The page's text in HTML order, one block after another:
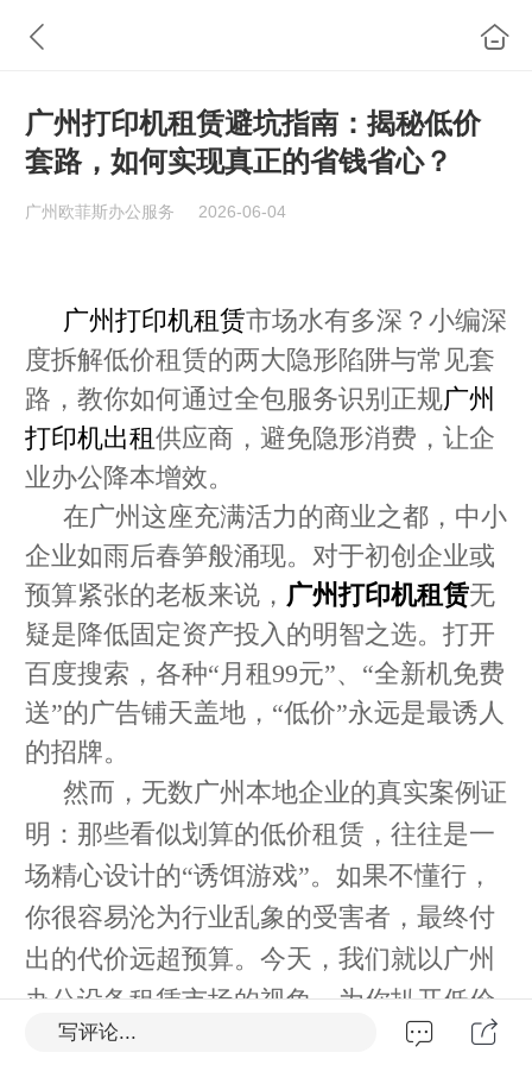
广州打印机租赁避坑指南：揭秘低价
套路，如何实现真正的省钱省心？
广州欧菲斯办公服务 2026-06-04
广州打印机租赁市场水有多深？ 小编深
度拆解低价租赁的两大隐形陷阱与常见套
路，教你如何通过全包服务识别正规广州
打印机出租供应商 ，避免隐形消费，让企
业办公降本增效。
在广州这座充满活力的商业之都，中小
企业如雨后春笋般涌现。对于初创企业或
预算紧张的老板来说， 广州打印机租赁无
疑是降低固定资产投入的明智之选。打开
百度搜索，各种“月租99元”、“全新机免费
送”的广告铺天盖地，“低价”永远是最诱人
的招牌。
然而，无数广州本地企业的真实案例证
明：那些看似划算的低价租赁，往往是一
场精心设计的“诱饵游戏”。如果不懂行，
你很容易沦为行业乱象的受害者，最终付
出的代价远超预算。今天，我们就以广州
办公设备租赁市场的视角，为你扒开低价
背后的真相。
写评论...